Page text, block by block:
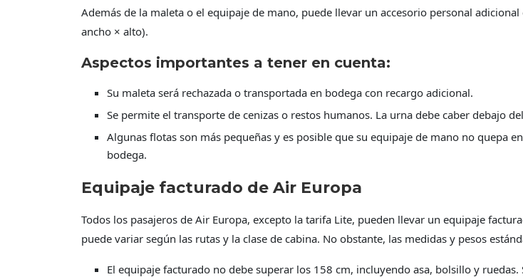
Además de la maleta o el equipaje de mano, puede llevar un accesorio personal
ancho × alto).
Aspectos importantes a tener en cuenta:
Su maleta será rechazada o transportada en bodega con recargo adicional.
Se permite el transporte de cenizas o restos humanos. La urna debe caber debajo
Algunas flotas son más pequeñas y es posible que su equipaje de mano no quepa
bodega.
Equipaje facturado de Air Europa
Todos los pasajeros de Air Europa, excepto la tarifa Lite, pueden llevar un equipaje
puede variar según las rutas y la clase de cabina. No obstante, las medidas y pesos
El equipaje facturado no debe superar los 158 cm, incluyendo asa, bolsillo y